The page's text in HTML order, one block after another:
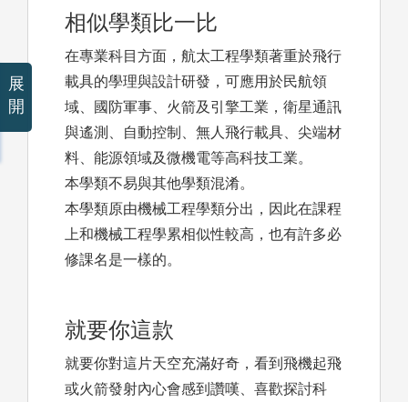
相似學類比一比
在專業科目方面，航太工程學類著重於飛行
載具的學理與設計研發，可應用於民航領
域、國防軍事、火箭及引擎工業，衛星通訊
與遙測、自動控制、無人飛行載具、尖端材
料、能源領域及微機電等高科技工業。
本學類不易與其他學類混淆。
本學類原由機械工程學類分出，因此在課程
上和機械工程學累相似性較高，也有許多必
修課名是一樣的。
就要你這款
就要你對這片天空充滿好奇，看到飛機起飛
或火箭發射內心會感到讚嘆、喜歡探討科
展
開